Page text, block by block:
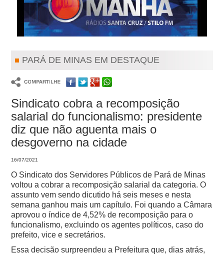
PARÁ DE MINAS EM DESTAQUE
Sindicato cobra a recomposição
salarial do funcionalismo: presidente
diz que não aguenta mais o
desgoverno na cidade
16/07/2021
O Sindicato dos Servidores Públicos de Pará de Minas
voltou a cobrar a recomposição salarial da categoria. O
assunto vem sendo dicutido há seis meses e nesta
semana ganhou mais um capítulo. Foi quando a Câmara
aprovou o índice de 4,52% de recomposição para o
funcionalismo, excluindo os agentes políticos, caso do
prefeito, vice e secretários.
Essa decisão surpreendeu a Prefeitura que, dias atrás,